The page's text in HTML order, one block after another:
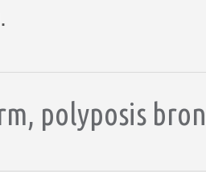
polyposis